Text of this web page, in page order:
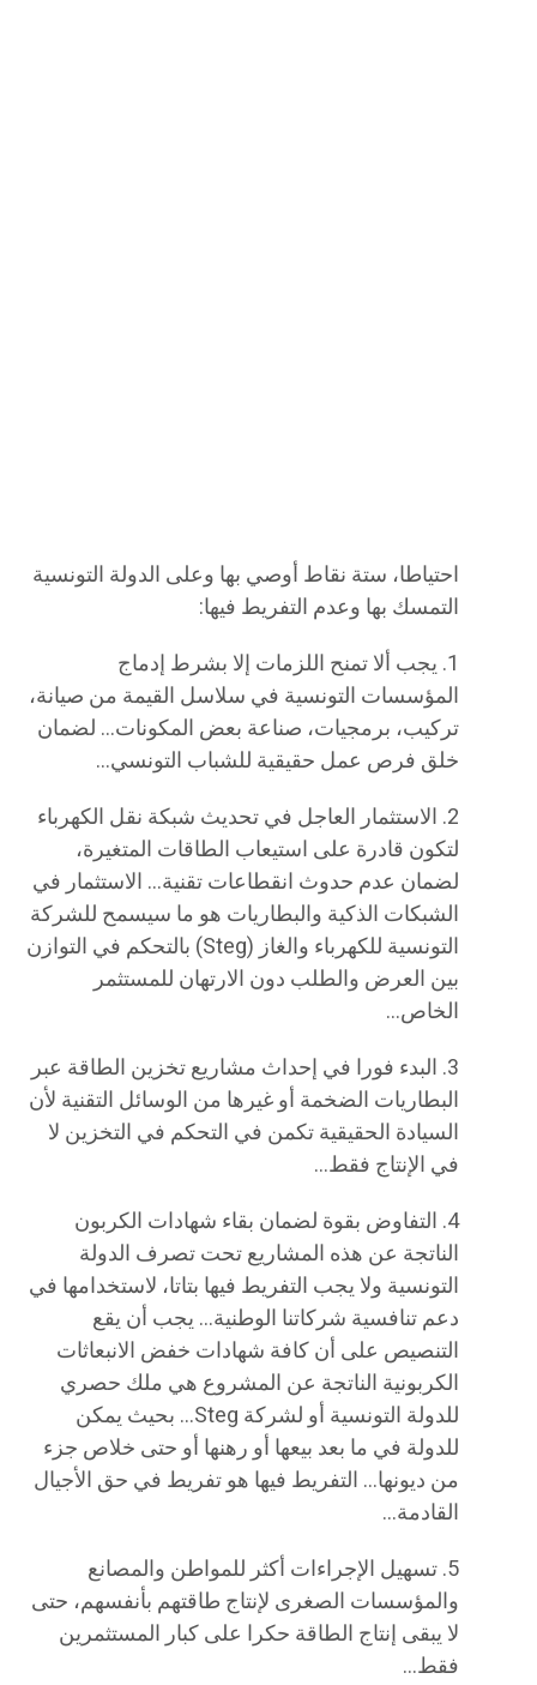
احتياطا، ستة نقاط أوصي بها وعلى الدولة التونسية
التمسك بها وعدم التفريط فيها:
1. يجب ألا تمنح اللزمات إلا بشرط إدماج
المؤسسات التونسية في سلاسل القيمة من صيانة،
تركيب، برمجيات، صناعة بعض المكونات… لضمان
خلق فرص عمل حقيقية للشباب التونسي…
​2. الاستثمار العاجل في تحديث شبكة نقل الكهرباء
لتكون قادرة على استيعاب الطاقات المتغيرة،
لضمان عدم حدوث انقطاعات تقنية… الاستثمار في
الشبكات الذكية والبطاريات هو ما سيسمح للشركة
التونسية للكهرباء والغاز (Steg) بالتحكم في التوازن
بين العرض والطلب دون الارتهان للمستثمر
الخاص…
​3. البدء فورا في إحداث مشاريع تخزين الطاقة عبر
البطاريات الضخمة أو غيرها من الوسائل التقنية لأن
السيادة الحقيقية تكمن في التحكم في التخزين لا
في الإنتاج فقط…
4. التفاوض بقوة لضمان بقاء شهادات الكربون
الناتجة عن هذه المشاريع تحت تصرف الدولة
التونسية ولا يجب التفريط فيها بتاتا، لاستخدامها في
دعم تنافسية شركاتنا الوطنية… يجب أن يقع
التنصيص على أن كافة شهادات خفض الانبعاثات
الكربونية الناتجة عن المشروع هي ملك حصري
للدولة التونسية أو لشركة Steg… بحيث يمكن
للدولة في ما بعد بيعها أو رهنها أو حتى خلاص جزء
من ديونها… التفريط فيها هو تفريط في حق الأجيال
القادمة…
​5. تسهيل الإجراءات أكثر للمواطن والمصانع
والمؤسسات الصغرى لإنتاج طاقتهم بأنفسهم، حتى
لا يبقى إنتاج الطاقة حكرا على كبار المستثمرين
فقط…